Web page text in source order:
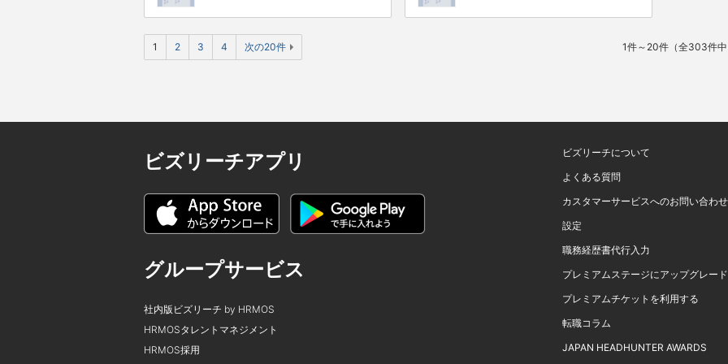
1件～20件（全303件
1 2 3 4 次の20件
ビズリーチアプリ
グループサービス
社内版ビズリーチ by HRMOS
HRMOSタレントマネジメント
HRMOS採用
ビズリーチについて
よくある質問
カスタマーサービスへのお問い合わせ
設定
職務経歴書代行入力
プレミアムステージにアップグレード
プレミアムチケットを利用する
転職コラム
JAPAN HEADHUNTER AWARDS